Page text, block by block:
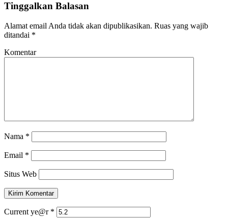
Tinggalkan Balasan
Alamat email Anda tidak akan dipublikasikan. Ruas yang wajib
ditandai *
Komentar
Nama *
Email *
Situs Web
Current ye@r *